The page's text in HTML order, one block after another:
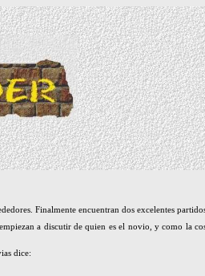
Finalmente encuentran dos excelentes
a discutir de quien es el novio, y como la
dice: